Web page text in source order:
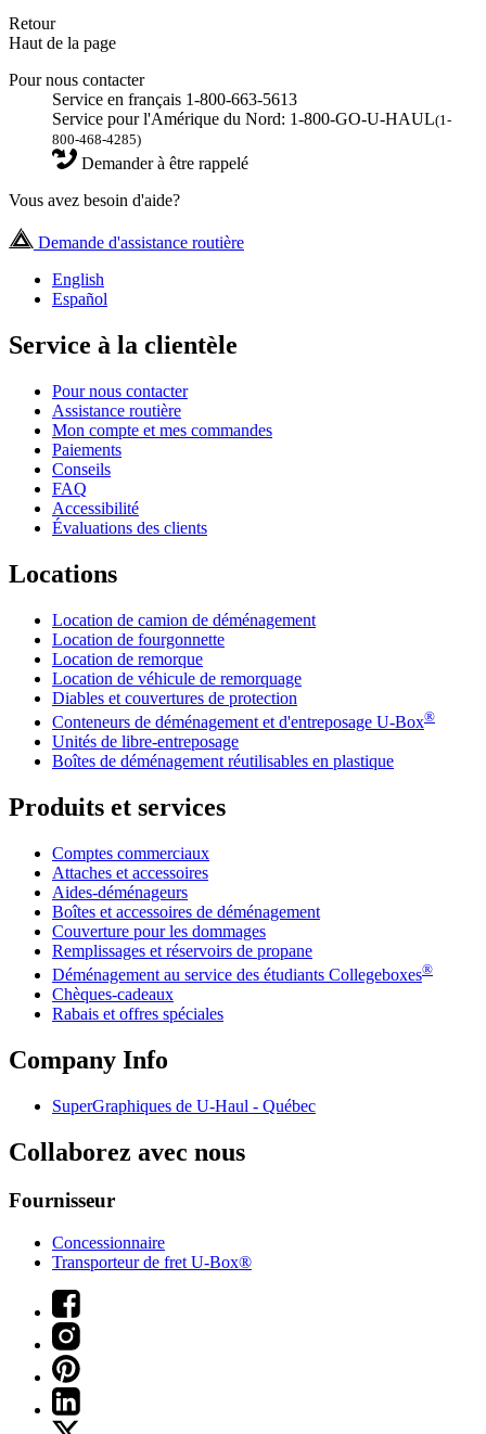
Retour
Haut de la page
Pour nous contacter
Service en français 1-800-663-5613
Service pour l'Amérique du Nord: 1-800-GO-U-HAUL(1-
800-468-4285)
Demander à être rappelé
Vous avez besoin d'aide?
Demande d'assistance routière
English
Español
Service à la clientèle
Pour nous contacter
Assistance routière
Mon compte et mes commandes
Paiements
Conseils
FAQ
Accessibilité
Évaluations des clients
Locations
Location de camion de déménagement
Location de fourgonnette
Location de remorque
Location de véhicule de remorquage
Diables et couvertures de protection
Conteneurs de déménagement et d'entreposage U-Box®
Unités de libre-entreposage
Boîtes de déménagement réutilisables en plastique
Produits et services
Comptes commerciaux
Attaches et accessoires
Aides-déménageurs
Boîtes et accessoires de déménagement
Couverture pour les dommages
Remplissages et réservoirs de propane
Déménagement au service des étudiants Collegeboxes®
Chèques-cadeaux
Rabais et offres spéciales
Company Info
SuperGraphiques de U-Haul - Québec
Collaborez avec nous
Fournisseur
Concessionnaire
Transporteur de fret U-Box®